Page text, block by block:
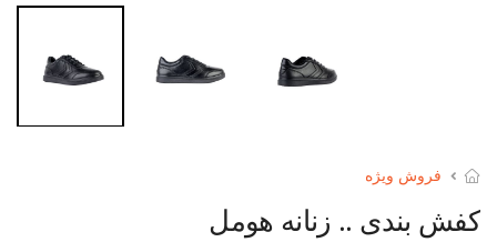
فروش ویژه
کفش بندی .. زنانه هومل